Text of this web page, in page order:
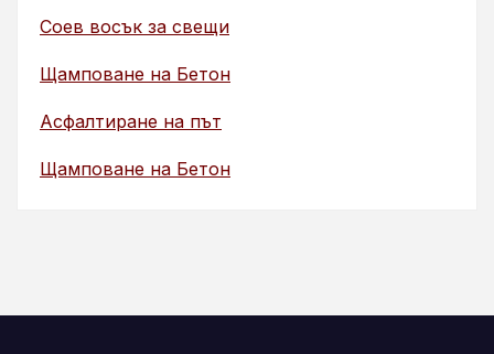
Соев восък за свещи
Щамповане на Бетон
Асфалтиране на път
Щамповане на Бетон